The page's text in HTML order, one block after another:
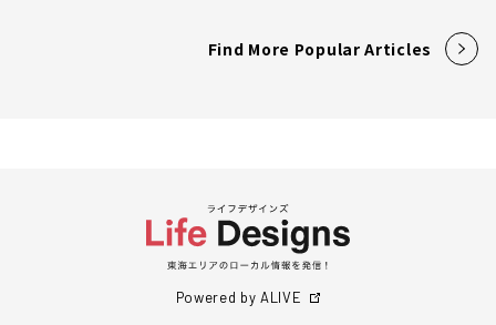
Find More Popular Articles
Powered by ALIVE